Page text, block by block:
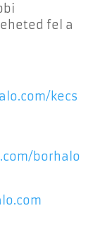
fel a
kecs
borhalo